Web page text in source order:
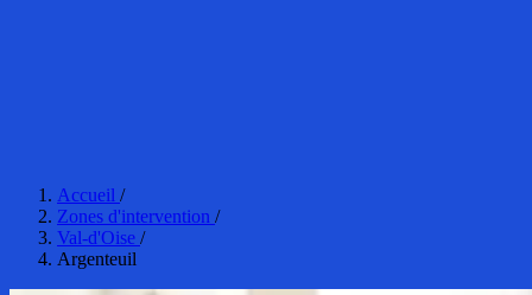
Accueil /
Zones d'intervention /
Val-d'Oise /
Argenteuil